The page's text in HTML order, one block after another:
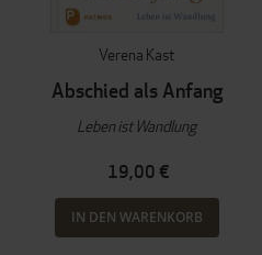
Verena Kast
Abschied als Anfang
Leben ist Wandlung
19,00 €
IN DEN WARENKORB